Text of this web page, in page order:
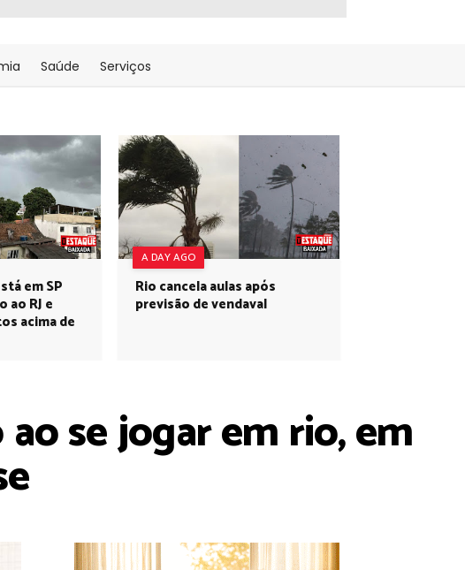
Saúde Serviços
em SP
ao RJ e
acima de
A DAY AGO
Rio cancela aulas após
previsão de vendaval
se jogar em rio, em